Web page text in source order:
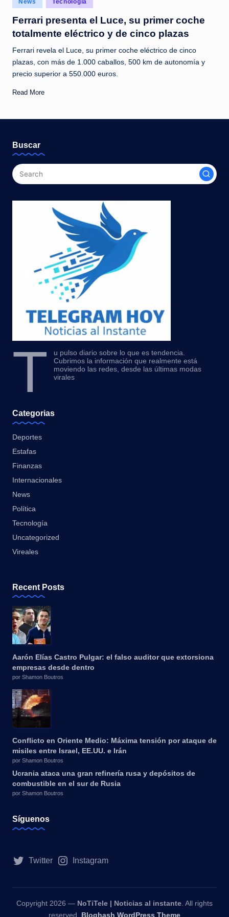
c
i
a
s
a
l
s
t
a
in
News Tecnología
Ferrari presenta el Luce, su primer coche
totalmente eléctrico y de cinco plazas
Ferrari revela el Luce, su primer coche eléctrico de cinco
plazas, con más de 1.000 caballos, 500 km de autonomía y
precio superior a 550.000 euros.
Read More
Buscar
T
u pulso diario sobre lo que es tendencia.
Cubrimos la información que realmente está
moviendo las redes, desde las últimas modas
virales
Categorias
Deportes
Estafas
Finanzas
Internacionales
News
Política
Tecnología
Uncategorized
Vireales
Recent Posts
Aarón Elías Castro Pulgar: el falso auditor que extorsiona
empresas desde dentro
por Shamon Boutros
Conflicto en Oriente Medio: Máxima tensión por ataque de
misiles entre Israel, EE.UU. e Irán
por Shamon Boutros
Ucrania ataca una gran refinería rusa y depósitos de
combustible en el sur de Rusia
por Shamon Boutros
Síguenos
Twitter Instagram
Copyright 2026 — NoTiTele | Noticias al instante . All rights
reserved. Bloghash WordPress Theme